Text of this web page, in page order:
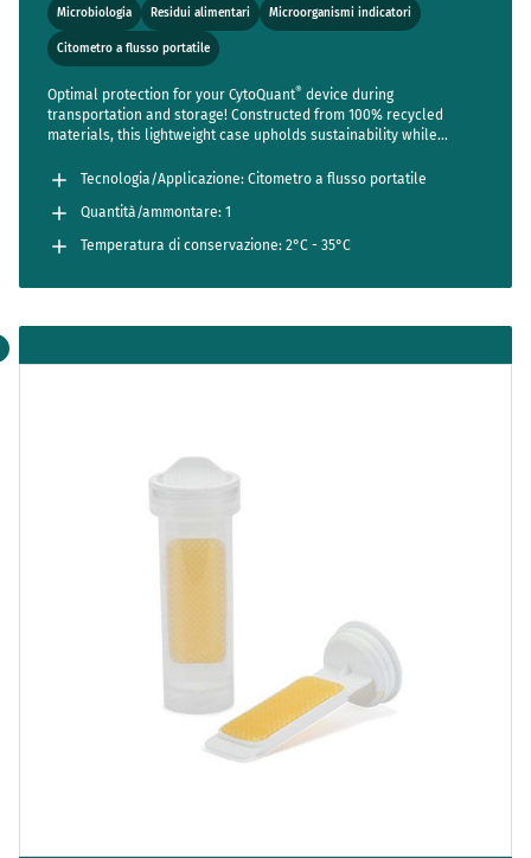
Microbiologia Residui alimentari Microorganismi indicatori
Citometro a flusso portatile
Optimal protection for your CytoQuant® device during
transportation and storage! Constructed from 100% recycled
materials, this lightweight case upholds sustainability while
Tecnologia/Applicazione: Citometro a flusso portatile
Quantità/ammontare: 1
Temperatura di conservazione: 2°C - 35°C